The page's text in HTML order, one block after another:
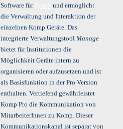
Software für
und ermöglicht
die Verwaltung und Interaktion der
einzelnen Komp Geräte. Das
integrierte Verwaltungstool Manage
bietet für Institutionen die
Möglichkeit Geräte intern zu
organisieren oder aufzusetzen und ist
als Basisfunktion in der Pro Version
enthalten. Vertiefend gewährleistet
Komp Pro die Kommunikation von
MitarbeiterInnen zu Komp. Dieser
Kommunikationskanal ist separat von